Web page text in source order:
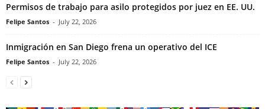
Permisos de trabajo para asilo protegidos por juez en EE. UU.
Felipe Santos - July 22, 2026
Inmigración en San Diego frena un operativo del ICE
Felipe Santos - July 22, 2026